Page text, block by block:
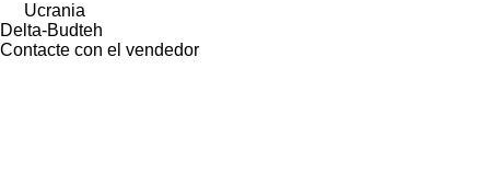
Ucrania
Delta-Budteh
Contacte con el vendedor